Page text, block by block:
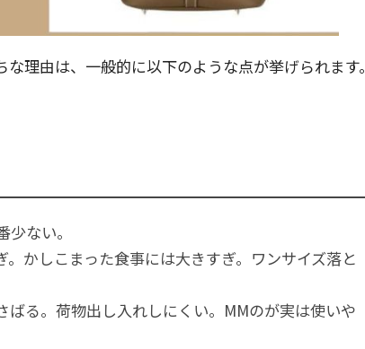
理由は、一般的に以下のような点が挙げられます。
ない。
。かしこまった食事には大きすぎ。ワンサイズ落と
ばる。荷物出し入れしにくい。MMのが実は使いや